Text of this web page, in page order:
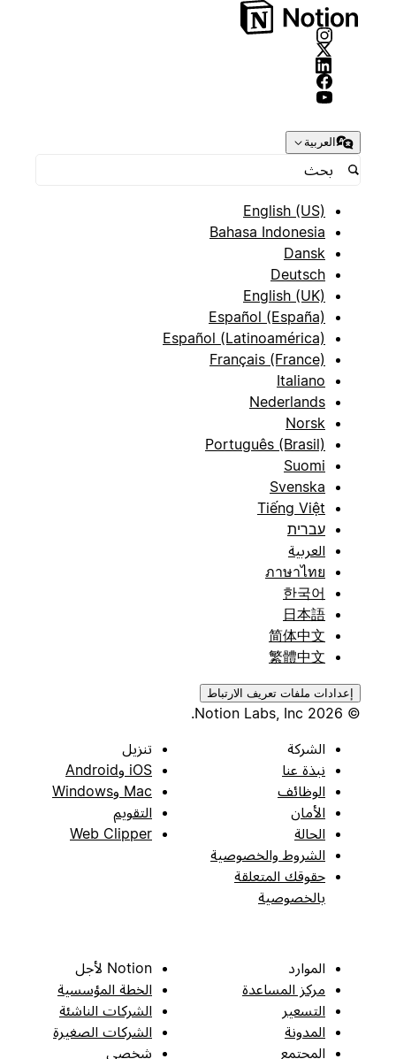
العربية
English (US)
Bahasa Indonesia
Dansk
Deutsch
English (UK)
Español (España)
Español (Latinoamérica)
Français (France)
Italiano
Nederlands
Norsk
Português (Brasil)
Suomi
Svenska
Tiếng Việt
עברית
العربية
ภาษาไทย
한국어
日本語
简体中文
繁體中文
إعدادات ملفات تعريف الارتباط
© 2026 Notion Labs, Inc.
الشركة
نبذة عنا
الوظائف
الأمان
الحالة
الشروط والخصوصية
حقوقك المتعلقة
بالخصوصية
تنزيل
iOS وAndroid
Mac وWindows
التقويم
Web Clipper
الموارد
مركز المساعدة
التسعير
المدونة
المجتمع
Notion لأجل
الخطة المؤسسية
الشركات الناشئة
الشركات الصغيرة
شخصي